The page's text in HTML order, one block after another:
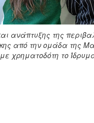
ανάπτυξης της
από την ομάδα της
χρηματοδότη το